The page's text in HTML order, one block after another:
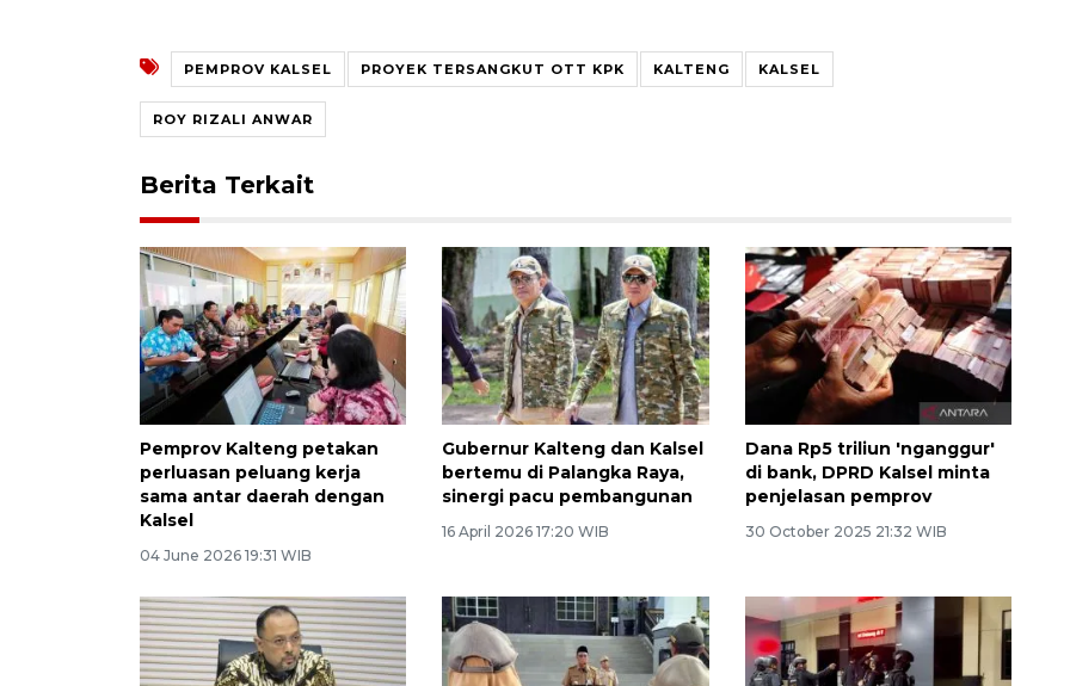
PEMPROV KALSEL PROYEK TERSANGKUT OTT KPK KALTENG KALSEL
ROY RIZALI ANWAR
Berita Terkait
Pemprov Kalteng petakan
perluasan peluang kerja
sama antar daerah dengan
Kalsel
04 June 2026 19:31 WIB
Gubernur Kalteng dan Kalsel
bertemu di Palangka Raya,
sinergi pacu pembangunan
16 April 2026 17:20 WIB
Dana Rp5 triliun 'nganggur'
di bank, DPRD Kalsel minta
penjelasan pemprov
30 October 2025 21:32 WIB